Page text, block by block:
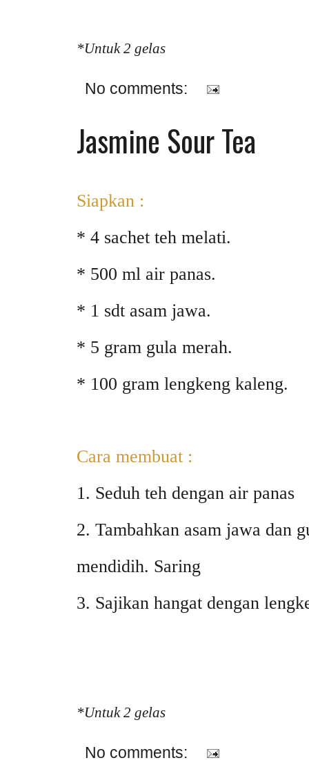
*Untuk 2 gelas
No comments:
Jasmine Sour Tea
Siapkan :
* 4 sachet teh melati.
* 500 ml air panas.
* 1 sdt asam jawa.
* 5 gram gula merah.
* 100 gram lengkeng kaleng.
Cara membuat :
1. Seduh teh dengan air panas
2. Tambahkan asam jawa dan
mendidih. Saring
3. Sajikan hangat dengan
*Untuk 2 gelas
No comments: